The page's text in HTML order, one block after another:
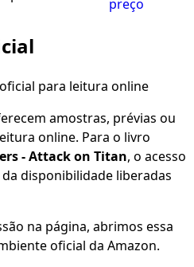
preço
amostras, prévias ou
online. Para o livro
- Attack on Titan, o acesso
disponibilidade liberadas
na página, abrimos essa
oficial da Amazon.